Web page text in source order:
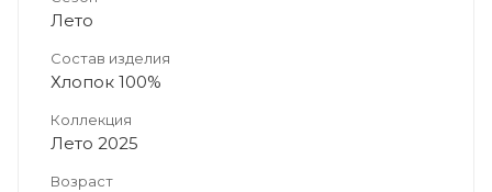
Лето
Состав изделия
Хлопок 100%
Коллекция
Лето 2025
Возраст